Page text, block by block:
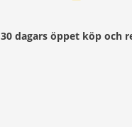
30 dagars öppet köp och